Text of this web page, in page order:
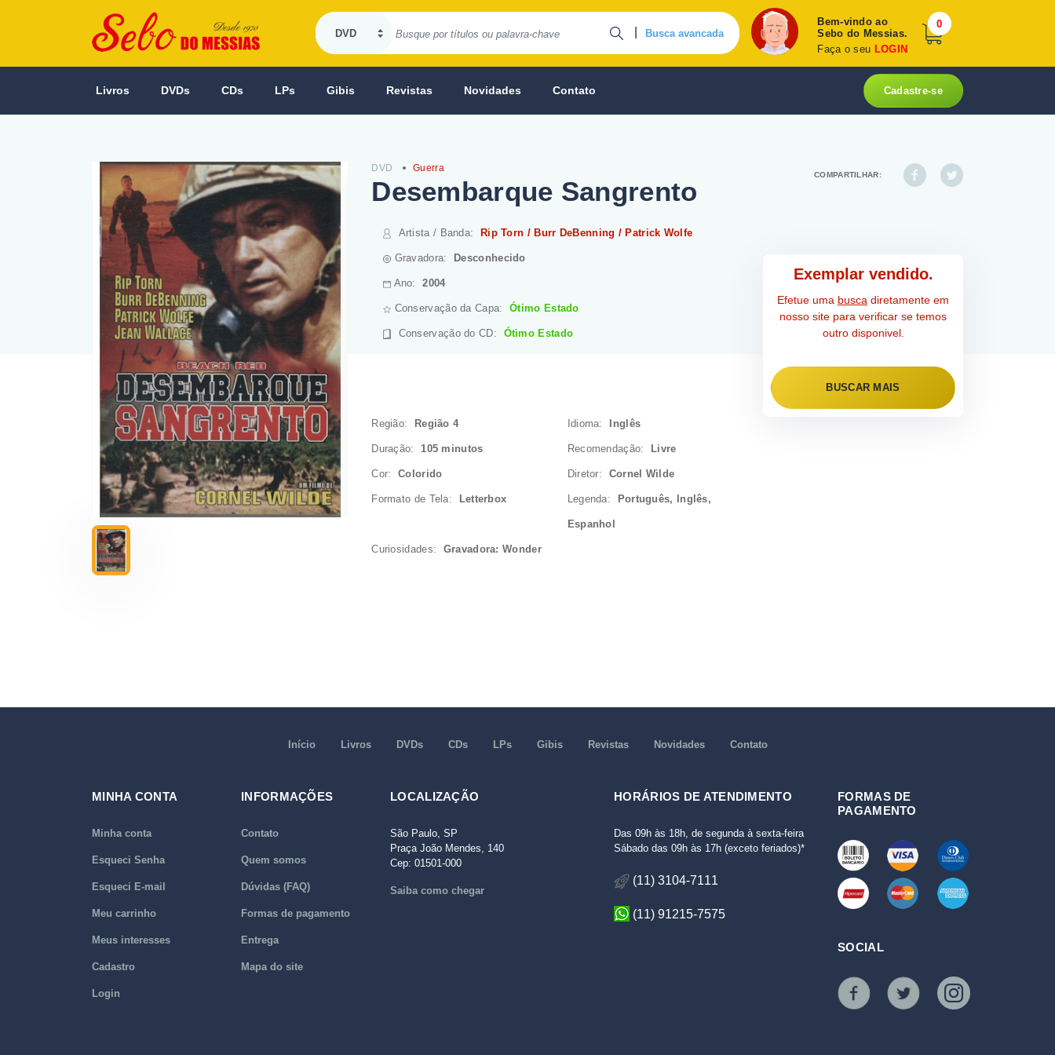
Busca avancada
Bem-vindo ao
Sebo do Messias.
Faça o seu LOGIN
0
Livros DVDs CDs LPs Gibis Revistas Novidades Contato Cadastre-se
DVD Guerra
Desembarque Sangrento
Artista / Banda: Rip Torn / Burr DeBenning / Patrick Wolfe
Gravadora: Desconhecido
Ano:2004
Conservação da Capa:Ótimo Estado
Conservação do CD: Ótimo Estado
Região: Região 4 Idioma: Inglês
Duração:105 minutos Recomendação: Livre
Cor:Colorido Diretor: Cornel Wilde
Formato de Tela: Letterbox Legenda: Português, Inglês,
Espanhol
Curiosidades: Gravadora: Wonder
COMPARTILHAR:
Exemplar vendido.
Efetue uma busca diretamente em
nosso site para verificar se temos
outro disponivel.
BUSCAR MAIS
Início Livros DVDs CDs LPs Gibis Revistas Novidades Contato
MINHA CONTA
Minha conta
Esqueci Senha
Esqueci E-mail
Meu carrinho
Meus interesses
Cadastro
Login
INFORMAÇÕES
Contato
Quem somos
Dúvidas (FAQ)
Formas de pagamento
Entrega
Mapa do site
LOCALIZAÇÃO
São Paulo, SP
Praça João Mendes, 140
Cep: 01501-000
Saiba como chegar
HORÁRIOS DE ATENDIMENTO
Das 09h às 18h, de segunda à sexta-feira
Sábado das 09h às 17h (exceto feriados)*
(11) 3104-7111
(11) 91215-7575
FORMAS DE
PAGAMENTO
SOCIAL